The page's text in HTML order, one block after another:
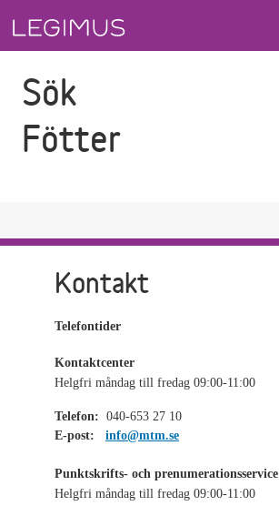
Sök
Fötter
Kontakt
Telefontider
Kontaktcenter
Helgfri måndag till fredag 09:00-11:00
Telefon: 040-653 27 10
E-post:
info@mtm.se
Punktskrifts- och prenumerationsservice
Helgfri måndag till fredag 09:00-11:00